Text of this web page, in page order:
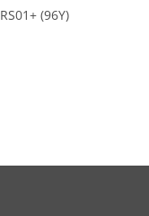
(96Y)